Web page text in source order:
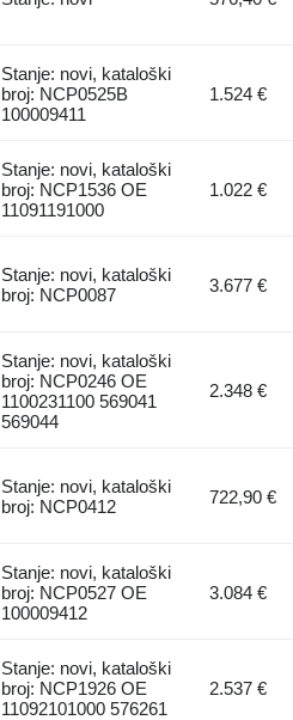
Stanje: novi, kataloški
broj: NCP0525B
100009411
1.524 €
Stanje: novi, kataloški
broj: NCP1536 OE
11091191000
1.022 €
Stanje: novi, kataloški
broj: NCP0087
3.677 €
Stanje: novi, kataloški
broj: NCP0246 OE
1100231100 569041
569044
2.348 €
Stanje: novi, kataloški
broj: NCP0412
722,90 €
Stanje: novi, kataloški
broj: NCP0527 OE
100009412
3.084 €
Stanje: novi, kataloški
broj: NCP1926 OE
11092101000 576261
2.537 €